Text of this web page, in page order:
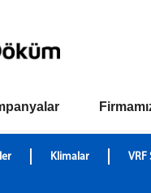
Klimalar VRF